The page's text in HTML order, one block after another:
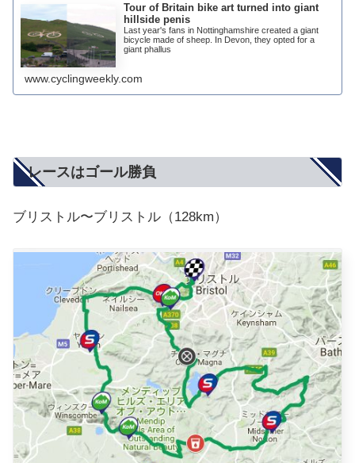
Tour of Britain bike art turned into giant
hillside penis
Last year's fans in Nottinghamshire created a giant
bicycle made of sheep. In Devon, they opted for a
giant phallus
www.cyclingweekly.com
レースはゴール勝負
ブリストル〜ブリストル（128km）